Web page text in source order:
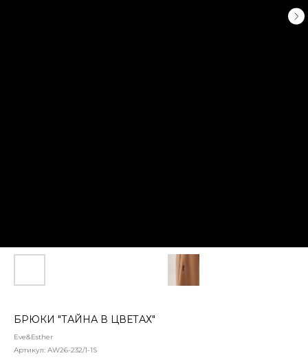
БРЮКИ "ТАЙНА В ЦВЕТАХ"
Eve&Esther
Артикул: AW26-232/1-1S